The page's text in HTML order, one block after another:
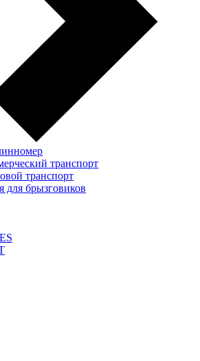
транспорт
транспорт
для брызговиков